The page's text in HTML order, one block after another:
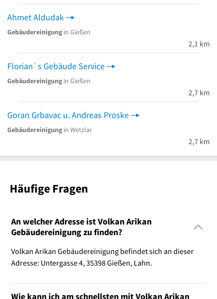
Ahmet Aldudak
Gebäudereinigung in Gießen
2,1 km
Florian`s Gebäude Service
Gebäudereinigung in Gießen
2,7 km
Goran Grbavac u. Andreas Proske
Gebäudereinigung in Wetzlar
2,7 km
Häufige Fragen
An welcher Adresse ist Volkan Arikan
Gebäudereinigung zu finden?
Volkan Arikan Gebäudereinigung befindet sich an dieser
Adresse: Untergasse 4, 35398 Gießen, Lahn.
Wie kann ich am schnellsten mit Volkan Arikan